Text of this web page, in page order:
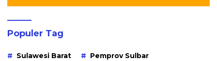
Populer Tag
Sulawesi Barat Pemprov Sulbar